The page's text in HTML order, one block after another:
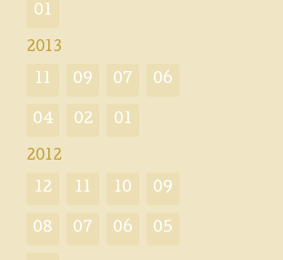
01
2013
11 09 07 06
04 02 01
2012
12 11 10 09
08 07 06 05